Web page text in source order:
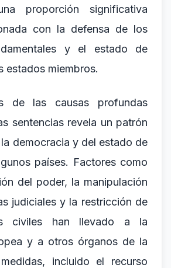
proporción significativa
con la defensa de los
y el estado de
estados miembros.
de las causas profundas
sentencias revela un patrón
democracia y del estado de
países. Factores como
del poder, la manipulación
judiciales y la restricción de
civiles han llevado a la
y a otros órganos de la
incluido el recurso